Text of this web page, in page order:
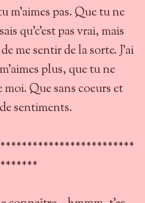
m'aimes pas. Que tu ne
qu'c'est pas vrai, mais
me sentir de la sorte. J'ai
plus, que tu ne
Que sans coeurs et
sentiments.